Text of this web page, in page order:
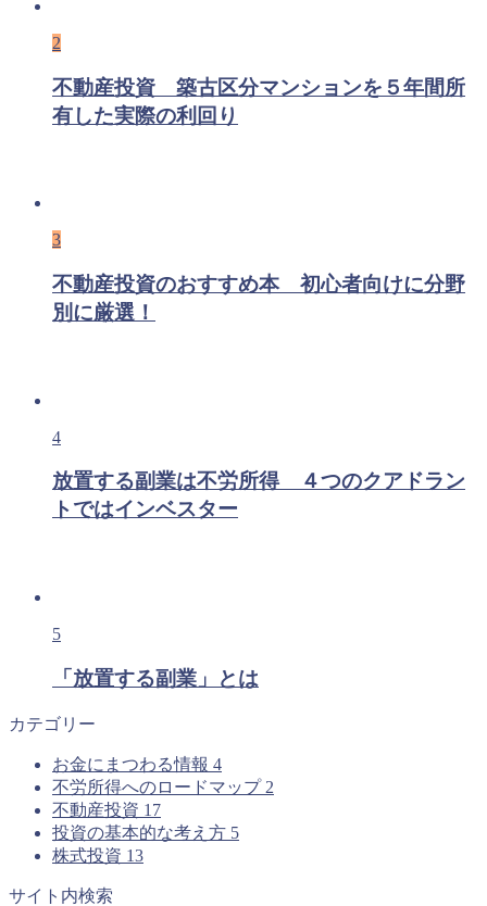
2
不動産投資 築古区分マンションを５年間所
有した実際の利回り
3
不動産投資のおすすめ本 初心者向けに分野
別に厳選！
4
放置する副業は不労所得 ４つのクアドラン
トではインベスター
5
「放置する副業」とは
カテゴリー
お金にまつわる情報 4
不労所得へのロードマップ 2
不動産投資 17
投資の基本的な考え方 5
株式投資 13
サイト内検索